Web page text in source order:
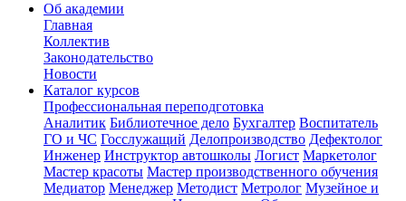
Об академии
Главная
Коллектив
Законодательство
Новости
Каталог курсов
Профессиональная переподготовка
Аналитик Библиотечное дело Бухгалтер Воспитатель
ГО и ЧС Госслужащий Делопроизводство Дефектолог
Инженер Инструктор автошколы Логист Маркетолог
Мастер красоты Мастер производственного обучения
Медиатор Менеджер Методист Метролог Музейное и